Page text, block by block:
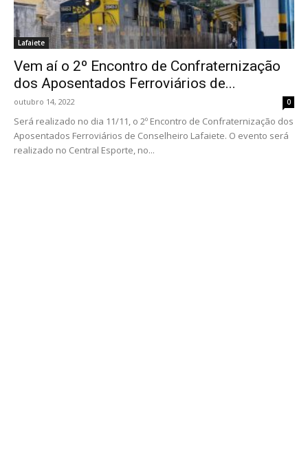
Lafaiete
Vem aí o 2º Encontro de Confraternização
dos Aposentados Ferroviários de...
outubro 14, 2022 0
Será realizado no dia 11/11, o 2º Encontro de Confraternização dos
Aposentados Ferroviários de Conselheiro Lafaiete. O evento será
realizado no Central Esporte, no...